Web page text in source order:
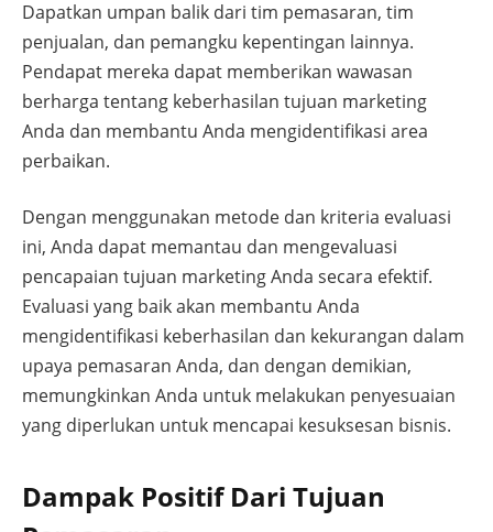
Dapatkan umpan balik dari tim pemasaran, tim
penjualan, dan pemangku kepentingan lainnya.
Pendapat mereka dapat memberikan wawasan
berharga tentang keberhasilan tujuan marketing
Anda dan membantu Anda mengidentifikasi area
perbaikan.
Dengan menggunakan metode dan kriteria evaluasi
ini, Anda dapat memantau dan mengevaluasi
pencapaian tujuan marketing Anda secara efektif.
Evaluasi yang baik akan membantu Anda
mengidentifikasi keberhasilan dan kekurangan dalam
upaya pemasaran Anda, dan dengan demikian,
memungkinkan Anda untuk melakukan penyesuaian
yang diperlukan untuk mencapai kesuksesan bisnis.
Dampak Positif Dari Tujuan